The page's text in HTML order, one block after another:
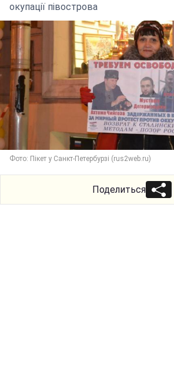
окупації півострова
Фото: Пікет у Санкт-Петербурзі (rus2web.ru)
Поделиться